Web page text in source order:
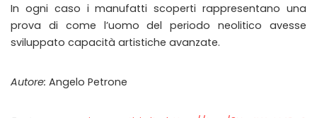
In ogni caso i manufatti scoperti rappresentano una
prova di come l’uomo del periodo neolitico avesse
sviluppato capacità artistiche avanzate.
Autore: Angelo Petrone